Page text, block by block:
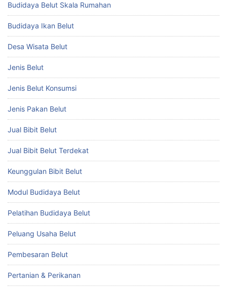
Budidaya Belut Skala Rumahan
Budidaya Ikan Belut
Desa Wisata Belut
Jenis Belut
Jenis Belut Konsumsi
Jenis Pakan Belut
Jual Bibit Belut
Jual Bibit Belut Terdekat
Keunggulan Bibit Belut
Modul Budidaya Belut
Pelatihan Budidaya Belut
Peluang Usaha Belut
Pembesaran Belut
Pertanian & Perikanan